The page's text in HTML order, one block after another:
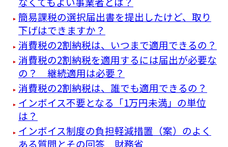
簡易課税の選択届出書を提出したけど、取り
下げはできますか？
消費税の2割納税は、いつまで適用できるの？
消費税の2割納税を適用するには届出が必要な
の？ 継続適用は必要？
消費税の2割納税は、誰でも適用できるの？
インボイス不要となる「1万円未満」の単位
は？
インボイス制度の負担軽減措置（案）のよく
ある質問とその回答 財務省